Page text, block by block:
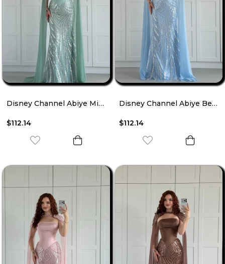
Disney Channel Abiye Mint Yeşili
$112.14
Disney Channel Abiye Bebe Mavisi
$112.14